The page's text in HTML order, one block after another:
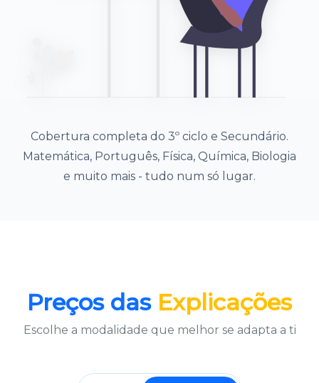
Cobertura completa do 3º ciclo e Secundário.
Matemática, Português, Física, Química, Biologia
e muito mais - tudo num só lugar.
Preços das Explicações
Escolhe a modalidade que melhor se adapta a ti